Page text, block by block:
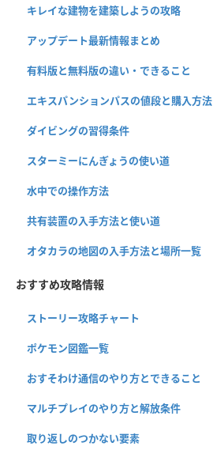
キレイな建物を建築しようの攻略
アップデート最新情報まとめ
有料版と無料版の違い・できること
エキスパンションパスの値段と購入方法
ダイビングの習得条件
スターミーにんぎょうの使い道
水中での操作方法
共有装置の入手方法と使い道
オタカラの地図の入手方法と場所一覧
おすすめ攻略情報
ストーリー攻略チャート
ポケモン図鑑一覧
おすそわけ通信のやり方とできること
マルチプレイのやり方と解放条件
取り返しのつかない要素